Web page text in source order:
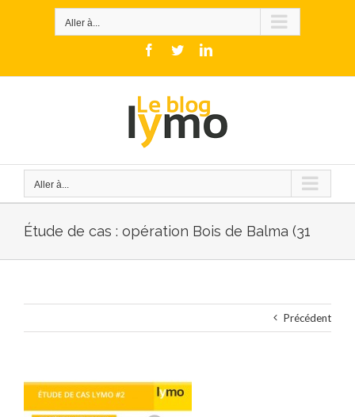
Aller à...
Facebook
TwitterLinkedIn
Aller à...
Étude de cas : opération Bois de Balma (31
Précédent